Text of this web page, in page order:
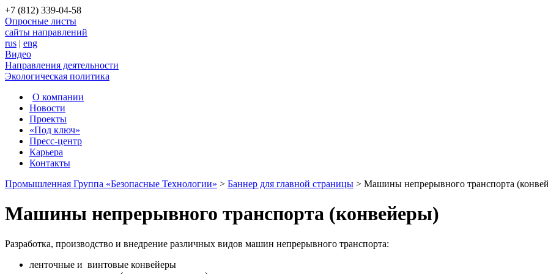
+7 (812) 339-04-58
Опросные листы
сайты направлений
rus | eng
Видео
Направления деятельности
Экологическая политика
О компании
Новости
Проекты
«Под ключ»
Пресс-центр
Карьера
Контакты
Промышленная Группа «Безопасные Технологии» > Баннер для главной страницы > Машины непрерывного транспорта
Машины непрерывного транспорта (конвейеры)
Разработка, производство и внедрение различных видов машин непрерывного транспорта:
ленточные и винтовые конвейеры